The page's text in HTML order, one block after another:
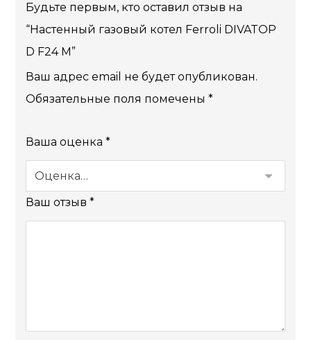
Будьте первым, кто оставил отзыв на
“Настенный газовый котел Ferroli DIVATOP
D F24 M”
Ваш адрес email не будет опубликован.
Обязательные поля помечены*
Ваша оценка*
Ваш отзыв*